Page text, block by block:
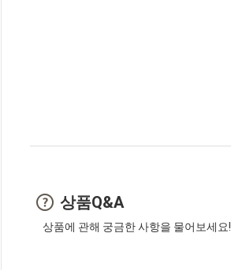
상품Q&A
상품에 관해 궁금한 사항을 물어보세요!